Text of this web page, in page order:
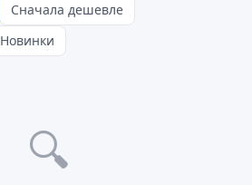
Сначала дешевле
Новинки
🔍